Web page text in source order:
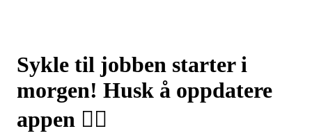
Sykle til jobben starter i
morgen! Husk å oppdatere
appen 🚴‍♀️